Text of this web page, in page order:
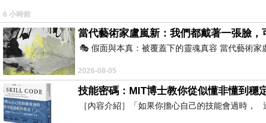
6 小時前
當代藝術家盧嵐新：我們都戴著一張臉
🎭 假面與本真：被覆蓋下的靈魂真容 當代藝術
2026-08-05
技能密碼：MIT博士教你從似懂非懂到穩
［內容介紹］「如果你擔心自己的技能會過時